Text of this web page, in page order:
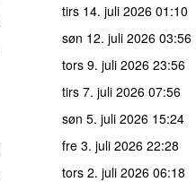
tirs 14. juli 2026 01:10
søn 12. juli 2026 03:56
tors 9. juli 2026 23:56
tirs 7. juli 2026 07:56
søn 5. juli 2026 15:24
fre 3. juli 2026 22:28
tors 2. juli 2026 06:18